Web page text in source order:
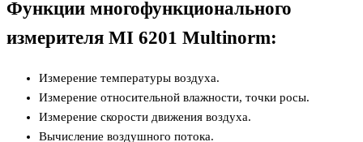
Функции многофункционального
измерителя MI 6201 Multinorm:
Измерение температуры воздуха.
Измерение относительной влажности, точки росы.
Измерение скорости движения воздуха.
Вычисление воздушного потока.